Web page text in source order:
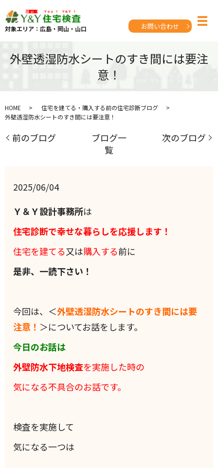
対象エリア：広島・岡山・山口 お問い合わせ
外壁透湿防水シートのすき間には要注
意！
HOME
住宅を建てる・購入する前の住宅診断ブログ
外壁透湿防水シートのすき間には要注意！
前のブログ
ブログ一
覧
次のブログ
2025/06/04
Ｙ＆Ｙ設計事務所は
住宅診断で幸せな暮らしを応援します！
住宅を建てる又は購入する前に
是非、一読下さい！
今回は、＜外壁透湿防水シートのすき間には要
注意！ ＞についてお話をします。
今日のお話は
外壁防水下地検査を実施した時の
気になる不具合のお話です。
検査を実施して
気になる一つは